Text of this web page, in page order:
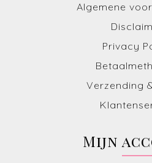
Algemene
Privacy
Verzending
Mijn